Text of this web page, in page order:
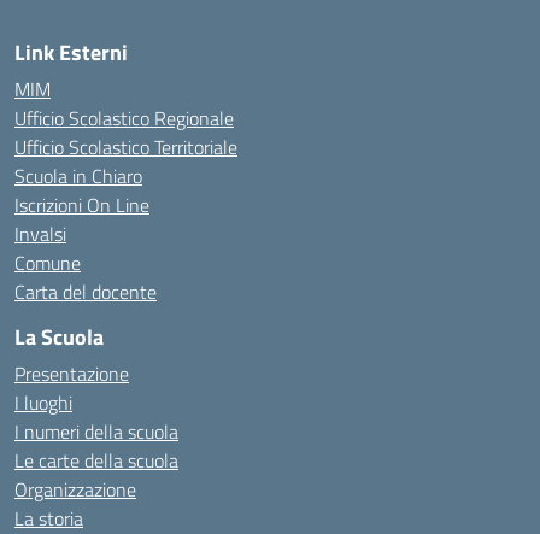
Link Esterni
MIM
Ufficio Scolastico Regionale
Ufficio Scolastico Territoriale
Scuola in Chiaro
Iscrizioni On Line
Invalsi
Comune
Carta del docente
La Scuola
Presentazione
I luoghi
I numeri della scuola
Le carte della scuola
Organizzazione
La storia